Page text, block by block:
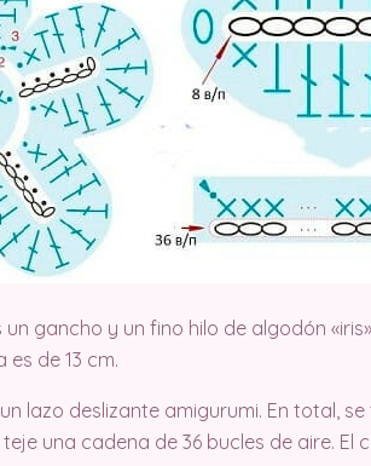
gancho y un fino hilo de algodón
de 13 cm.
lazo deslizante amigurumi. En total,
una cadena de 36 bucles de aire.